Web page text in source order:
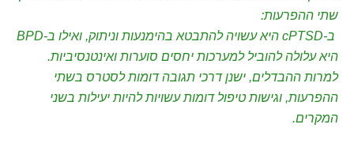
שתי ההפרעות:
ב-cPTSD היא עשויה להתבטא בהימנעות וניתוק, ואילו ב-BPD
היא עלולה להוביל למערכות יחסים סוערות ואינטנסיביות.
למרות ההבדלים, ישנן דרכי תגובה דומות לסטרס בשתי
ההפרעות, וגישות טיפול דומות עשויות להיות יעילות בשני
המקרים.